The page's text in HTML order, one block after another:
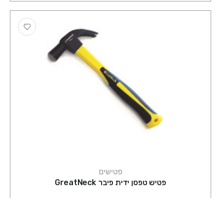
פטישים
פטיש טפסן ידית פיבר GreatNeck